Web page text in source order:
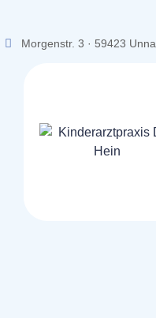
contentMorgenstr. 3 · 59423 Unna